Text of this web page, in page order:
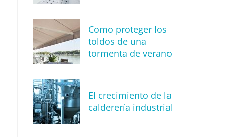
Como proteger los
toldos de una
tormenta de verano
El crecimiento de la
calderería industrial